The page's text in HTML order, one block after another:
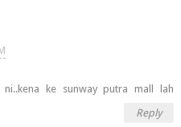
ke sunway putra mall lah
Reply